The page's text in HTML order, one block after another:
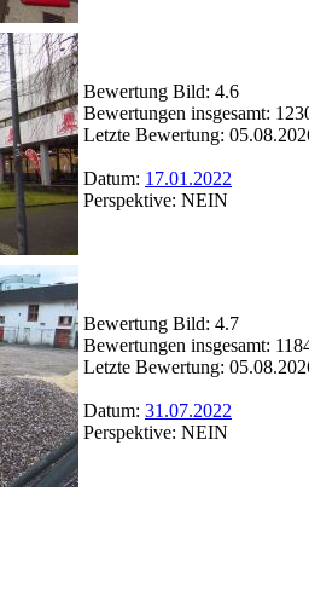
Bewertung Bild: 4.6
Bewertungen insgesamt:
Letzte Bewertung:
Datum: 17.01.2022
Perspektive: NEIN
Bewertung Bild: 4.7
Bewertungen insgesamt:
Letzte Bewertung:
Datum: 31.07.2022
Perspektive: NEIN